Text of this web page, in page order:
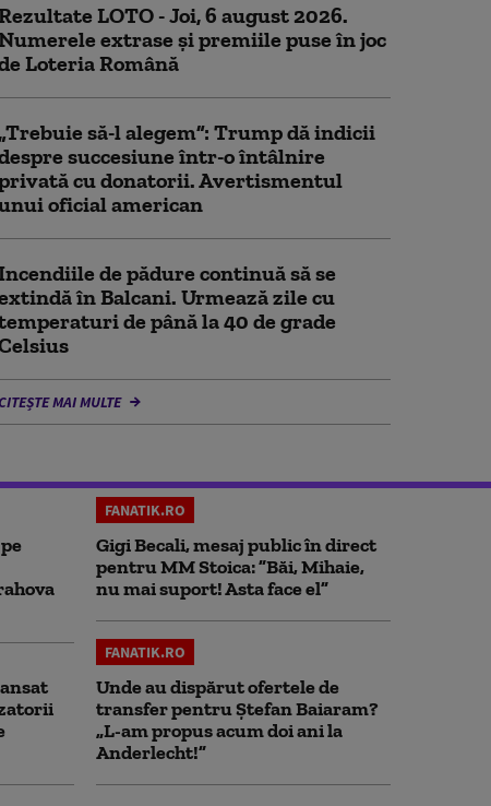
LOTO - Joi, 6 august 2026.
extrase și premiile puse în joc
Loteria Română
„Trebuie să-l alegem”: Trump dă indicii
succesiune într-o întâlnire
cu donatorii. Avertismentul
oficial american
de pădure continuă să se
în Balcani. Urmează zile cu
de până la 40 de grade
CITEȘTE MAI MULTE
FANATIK.RO
Gigi Becali, mesaj public în direct
pentru MM Stoica: ”Băi, Mihaie,
nu mai suport! Asta face el”
FANATIK.RO
Unde au dispărut ofertele de
transfer pentru Ștefan Baiaram?
„L-am propus acum doi ani la
Anderlecht!”